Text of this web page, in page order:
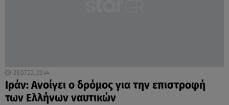
28.07.22, 22:44
Ιράν: Ανοίγει ο δρόμος για την επιστροφή
των Ελλήνων ναυτικών